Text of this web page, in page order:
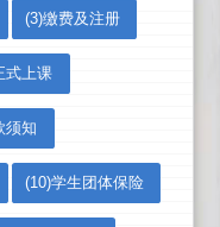
(3)缴费及注册
式上课
须知
(10)学生团体保险